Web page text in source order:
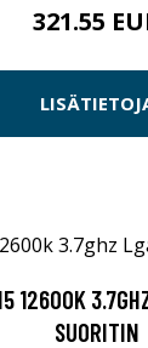
321.55
12600K
SUORITIN